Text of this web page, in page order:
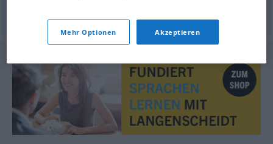
© OpenThesaurus.de
Mehr Optionen Akzeptieren